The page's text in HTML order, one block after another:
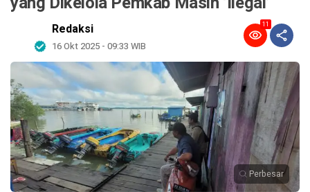
Redaksi
16 Okt 2025 - 09:33 WIB
11
Perbesar